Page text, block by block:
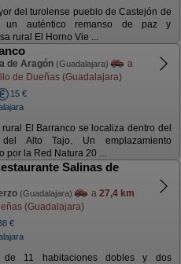
del turolense pueblo de Castejón de
un auténtico remanso de paz y
rural El Horno Vie ...
de Aragón (Guadalajara)
a
de Dueñas (Guadalajara)
15 €
El Barranco se localiza dentro del
Alto Tajo. Un emplazamiento
por la Red Natura 20 ...
Salinas de
(Guadalajara) a 27,4 km
(Guadalajara)
€
de 11 habitaciones dobles y dos